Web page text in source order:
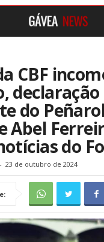
CBF
declaração
do
Abel
do
- 23 de outubro de 2024